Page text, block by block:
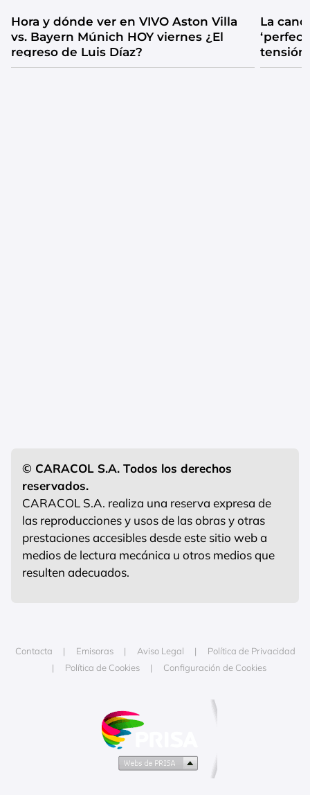
Hora y dónde ver en VIVO Aston Villa
vs. Bayern Múnich HOY viernes ¿El
regreso de Luis Díaz?
La
tensión
catarsis
© CARACOL S.A. Todos los derechos
reservados.
CARACOL S.A. realiza una reserva expresa de
las reproducciones y usos de las obras y otras
prestaciones accesibles desde este sitio web a
medios de lectura mecánica u otros medios que
resulten adecuados.
Contacta Emisoras Aviso Legal
Política de Privacidad
Política de Cookies
Configuración de Cookies